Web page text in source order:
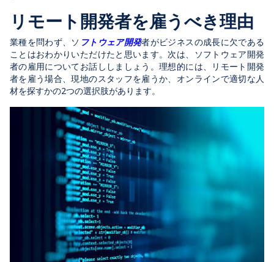
リモート開発者を雇うべき理由
業種を問わず、ソ フトウェア開発者がビジネスの成長に欠である
ことはおわかりいただけたと思います。次は、ソフトウェア開発
者の雇用についてお話ししましょう。理想的には、リモート開発
者を雇う場合、現地のスタッフを雇うか、オンラインで適切な人
材を探すかの2つの選択肢があります。